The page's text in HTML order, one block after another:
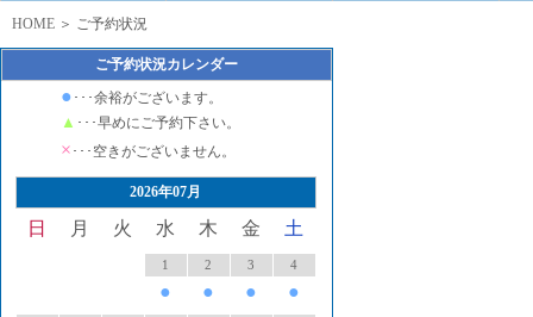
HOME ＞ ご予約状況
ご予約状況カレンダー
● ･･･余裕がございます。
▲ ･･･早めにご予約下さい。
× ･･･空きがございません。
2026年07月
日 月 火 水 木 金 土
1
●
2
●
3
●
4
●